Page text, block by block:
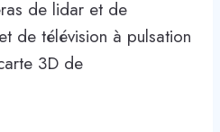
de lidar et de
de télévision à pulsation
3D de